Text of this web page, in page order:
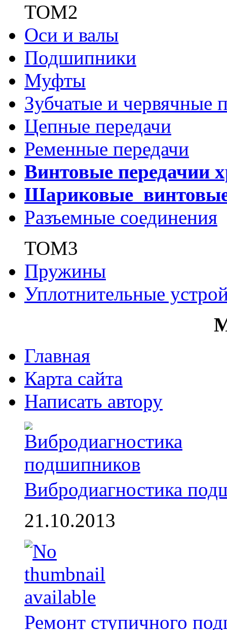
ТОМ2
Оси и валы
Подшипники
Муфты
Зубчатые и червячные
Цепные передачи
Ременные передачи
Винтовые передачии
Шариковые
Разъемные соединения
ТОМ3
Пружины
Уплотнительные
Главная
Карта сайта
Написать автору
Вибродиагностика
21.10.2013
Ремонт ступичного